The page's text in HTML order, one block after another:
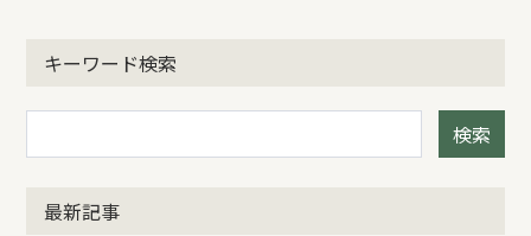
キーワード検索
検索
最新記事